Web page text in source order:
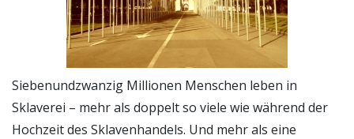
Siebenundzwanzig Millionen Menschen leben in
Sklaverei – mehr als doppelt so viele wie während der
Hochzeit des Sklavenhandels. Und mehr als eine